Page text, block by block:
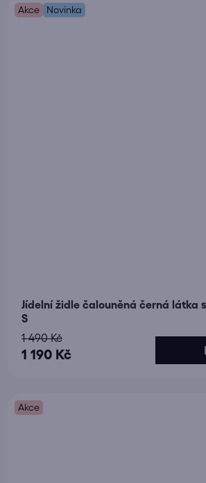
Akce Novinka
Jídelní židle čalouněná černá látka
S
1 190 Kč
1 490 Kč
Akce